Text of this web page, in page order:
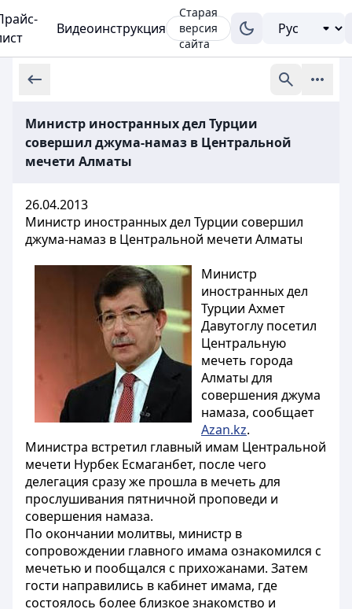
Видеоинструкция
Старая
версия
сайта
Министр иностранных дел Турции
совершил джума-намаз в Центральной
мечети Алматы
26.04.2013
Министр иностранных дел Турции совершил
джума-намаз в Центральной мечети Алматы
Министр
иностранных дел
Турции Ахмет
Давутоглу посетил
Центральную
мечеть города
Алматы для
совершения джума
намаза, сообщает
Azan.kz.
Министра встретил главный имам Центральной
мечети Нурбек Есмаганбет, после чего
делегация сразу же прошла в мечеть для
прослушивания пятничной проповеди и
совершения намаза.
По окончании молитвы, министр в
сопровождении главного имама ознакомился с
мечетью и пообщался с прихожанами. Затем
гости направились в кабинет имама, где
состоялось более близкое знакомство и